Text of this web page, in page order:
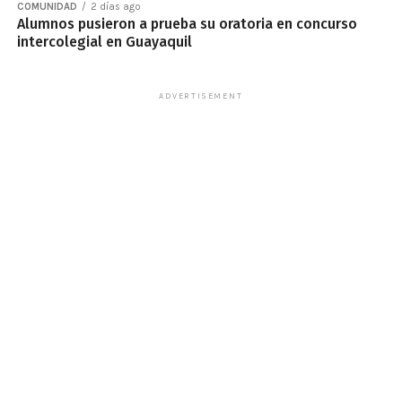
COMUNIDAD 2 días ago
Alumnos pusieron a prueba su oratoria en concurso
intercolegial en Guayaquil
ADVERTISEMENT